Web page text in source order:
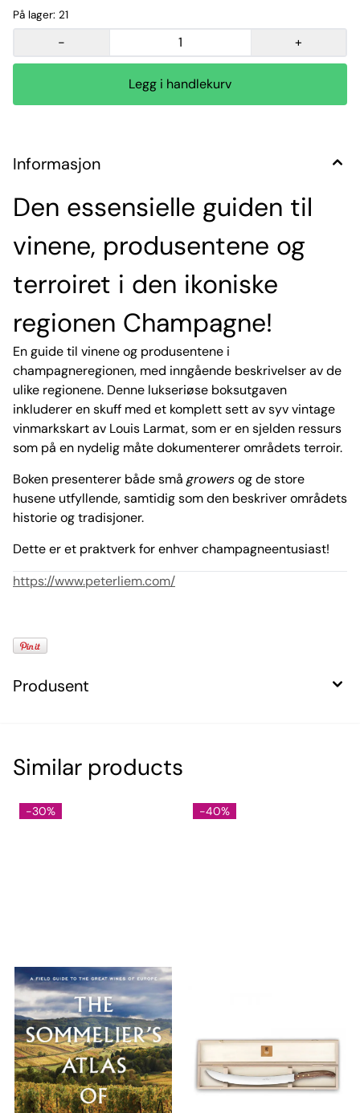
På lager: 21
- +
Informasjon
Den essensielle guiden til
vinene, produsentene og
terroiret i den ikoniske
regionen Champagne!
En guide til vinene og produsentene i
champagneregionen, med inngående beskrivelser av de
ulike regionene. Denne lukseriøse boksutgaven
inkluderer en skuff med et komplett sett av syv vintage
vinmarkskart av Louis Larmat, som er en sjelden ressurs
som på en nydelig måte dokumenterer områdets terroir.
Boken presenterer både små growersog de store
husene utfyllende, samtidig som den beskriver områdets
historie og tradisjoner.
Dette er et praktverk for enhver champagneentusiast!
https://www.peterliem.com/
Produsent
Similar products
-30% -40%